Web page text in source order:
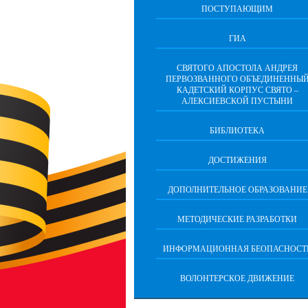
ПОСТУПАЮЩИМ
ГИА
СВЯТОГО АПОСТОЛА АНДРЕЯ
ПЕРВОЗВАННОГО
КАДЕТСКИЙ КОРПУС СВЯТО –
АЛЕКСИЕВСКОЙ ПУСТЫНИ
БИБЛИОТЕКА
ДОСТИЖЕНИЯ
ДОПОЛНИТЕЛЬНОЕ ОБРАЗОВАНИЕ
МЕТОДИЧЕСКИЕ РАЗРАБОТКИ
ИНФОРМАЦИОННАЯ
ВОЛОНТЕРСКОЕ ДВИЖЕНИЕ